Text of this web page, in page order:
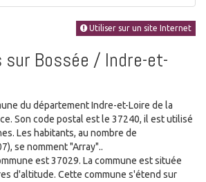
Utiliser sur un site Internet
Bossée / Indre-et-
du département Indre-et-Loire de la
Son code postal est le 37240, il est utilisé
Les habitants, au nombre de
se nomment "Array"..
est 37029. La commune est située
d'altitude. Cette commune s'étend sur